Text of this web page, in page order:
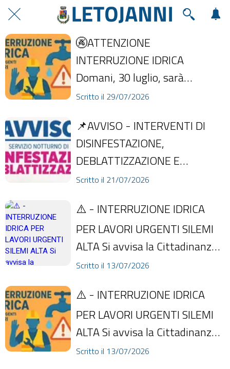
🚱ATTENZIONE
INTERRUZIONE IDRICA
Domani, 30 luglio, sarà
necessario, a partire dalle ore
fornitura...
Scritto il 29/07/2026
📌AVVISO - INTERVENTI DI
DISINFESTAZIONE,
DEBLATTIZZAZIONE E
DERATTIZZAZIONE NELLA
attuazion...
Scritto il 21/07/2026
⚠️ - INTERRUZIONE IDRICA
PER LAVORI URGENTI SILEMI
ALTA Si avvisa la Cittadinanza
che mercoledì 15 luglio, a
Scritto il 13/07/2026
⚠️ - INTERRUZIONE IDRICA
PER LAVORI URGENTI SILEMI
ALTA Si avvisa la Cittadinanza
che mercoledì 15 luglio, a
Scritto il 13/07/2026